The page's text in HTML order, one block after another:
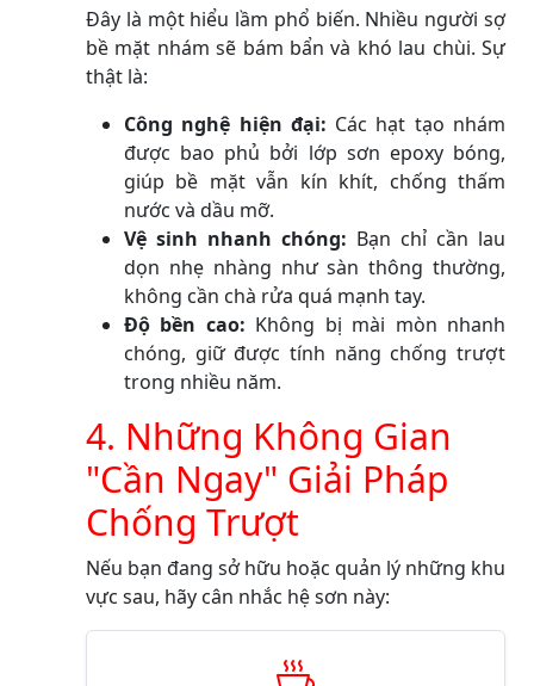
Đây là một hiểu lầm phổ biến. Nhiều người sợ
bề mặt nhám sẽ bám bẩn và khó lau chùi. Sự
thật là:
Công nghệ hiện đại: Các hạt tạo nhám
được bao phủ bởi lớp sơn epoxy bóng,
giúp bề mặt vẫn kín khít, chống thấm
nước và dầu mỡ.
Vệ sinh nhanh chóng: Bạn chỉ cần lau
dọn nhẹ nhàng như sàn thông thường,
không cần chà rửa quá mạnh tay.
Độ bền cao: Không bị mài mòn nhanh
chóng, giữ được tính năng chống trượt
trong nhiều năm.
4. Những Không Gian
"Cần Ngay" Giải Pháp
Chống Trượt
Nếu bạn đang sở hữu hoặc quản lý những khu
vực sau, hãy cân nhắc hệ sơn này: